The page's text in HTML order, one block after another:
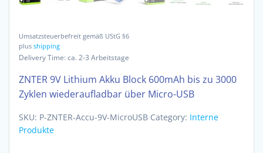
Umsatzsteuerbefreit gemäß UStG §6
plus shipping
Delivery Time: ca. 2-3 Arbeitstage
ZNTER 9V Lithium Akku Block 600mAh bis zu 3000
Zyklen wiederaufladbar über Micro-USB
SKU: P-ZNTER-Accu-9V-MicroUSB Category: Interne
Produkte